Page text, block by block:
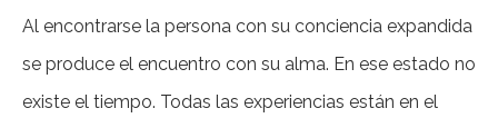
Al encontrarse la persona con su conciencia expandida
se produce el encuentro con su alma. En ese estado no
existe el tiempo. Todas las experiencias están en el